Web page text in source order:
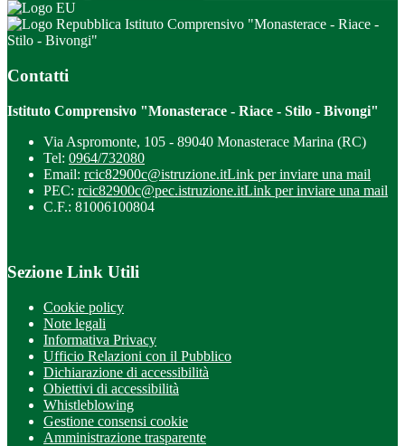
Istituto Comprensivo "Monasterace - Riace -
Stilo - Bivongi"
Contatti
Istituto Comprensivo "Monasterace - Riace - Stilo - Bivongi"
Via Aspromonte, 105 - 89040 Monasterace Marina (RC)
Tel: 0964/732080
Email: rcic82900c@istruzione.itLink per inviare una mail
PEC: rcic82900c@pec.istruzione.itLink per inviare una mail
C.F.: 81006100804
Sezione Link Utili
Cookie policy
Note legali
Informativa Privacy
Ufficio Relazioni con il Pubblico
Dichiarazione di accessibilità
Obiettivi di accessibilità
Whistleblowing
Gestione consensi cookie
Amministrazione trasparente